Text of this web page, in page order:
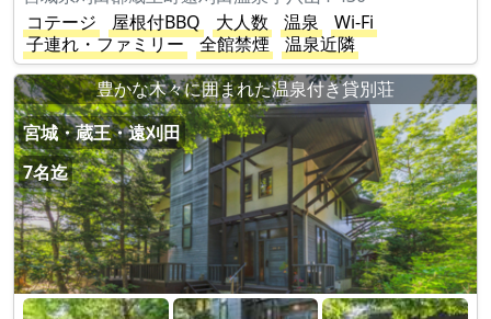
コテージ
屋根付BBQ 大人数 温泉
Wi-Fi
子連れ・ファミリー
全館禁煙
温泉近隣
豊かな木々に囲まれた温泉付き貸別荘
宮城・蔵王・遠刈田
7名迄